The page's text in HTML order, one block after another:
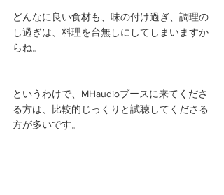
どんなに良い食材も、味の付け過ぎ、調理の
し過ぎは、料理を台無しにしてしまいますか
らね。
というわけで、MHaudioブースに来てくださ
る方は、比較的じっくりと試聴してくださる
方が多いです。